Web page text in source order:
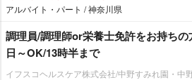
アルバイト・パート / 神奈川県
調理員/調理師or栄養士免許をお持ち
日～OK/13時半まで
イフスコヘルスケア株式会社/中野すみれ園・中